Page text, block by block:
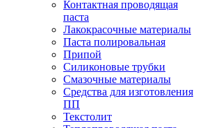
Контактная проводящая
паста
Лакокрасочные материалы
Паста полировальная
Припой
Силиконовые трубки
Смазочные материалы
Средства для изготовления
ПП
Текстолит